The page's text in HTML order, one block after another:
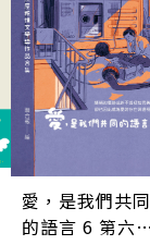
愛，是我們共同
的語言 6 第六